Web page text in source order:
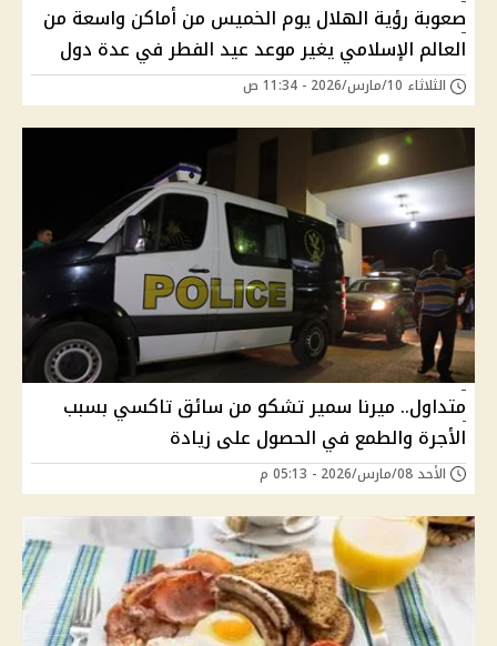
صعوبة رؤية الهلال يوم الخميس من أماكن واسعة من
العالم الإسلامي يغير موعد عيد الفطر في عدة دول
الثلاثاء 10/مارس/2026 - 11:34 ص
متداول.. ميرنا سمير تشكو من سائق تاكسي بسبب
الأجرة والطمع في الحصول على زيادة
الأحد 08/مارس/2026 - 05:13 م